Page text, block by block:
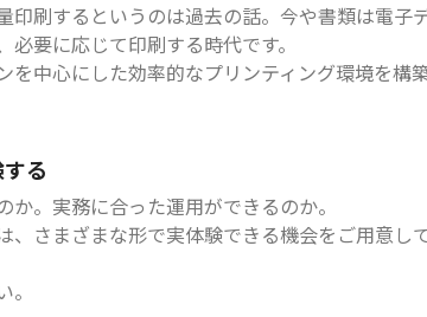
印刷するというのは過去の話。今や書類は電子
要に応じて印刷する時代です。
を中心にした効率的なプリンティング環境を構
る
か。実務に合った運用ができるのか。
、さまざまな形で実体験できる機会をご用意し